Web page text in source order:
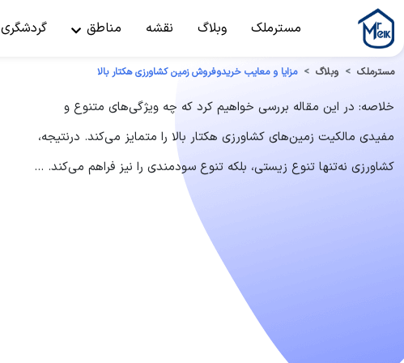
مسترملک وبلاگ نقشه مناطق گردشگری
مسترملک وبلاگ مزایا و معایب خریدوفروش زمین کشاورزی هکتار بالا
خلاصه: در این مقاله بررسی خواهیم کرد که چه ویژگی‌های متنوع و
مفیدی مالکیت زمین‌های کشاورزی هکتار بالا را متمایز می‌کند. درنتیجه،
کشاورزی نه‌تنها تنوع زیستی، بلکه تنوع سودمندی را نیز فراهم می‌کند. ...